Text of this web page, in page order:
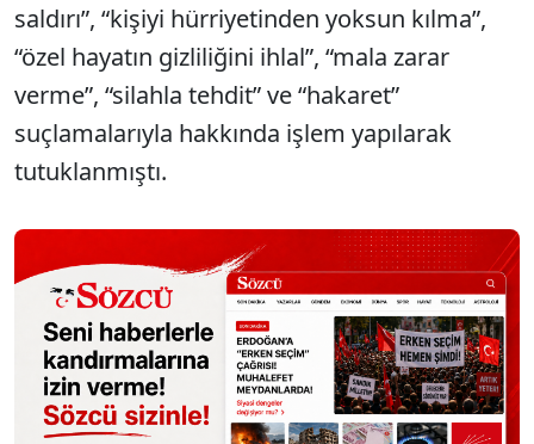
saldırı”, “kişiyi hürriyetinden yoksun kılma”,
“özel hayatın gizliliğini ihlal”, “mala zarar
verme”, “silahla tehdit” ve “hakaret”
suçlamalarıyla hakkında işlem yapılarak
tutuklanmıştı.